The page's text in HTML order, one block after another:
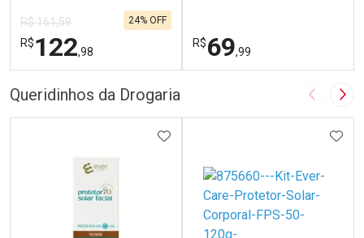
Revitalift Retinol Noturno
30ml
R$ 161,59
R$122,98
24% OFF
R$69,99
Queridinhos da Drogaria Imagem
ADICIONAR AOS FAVORITOS